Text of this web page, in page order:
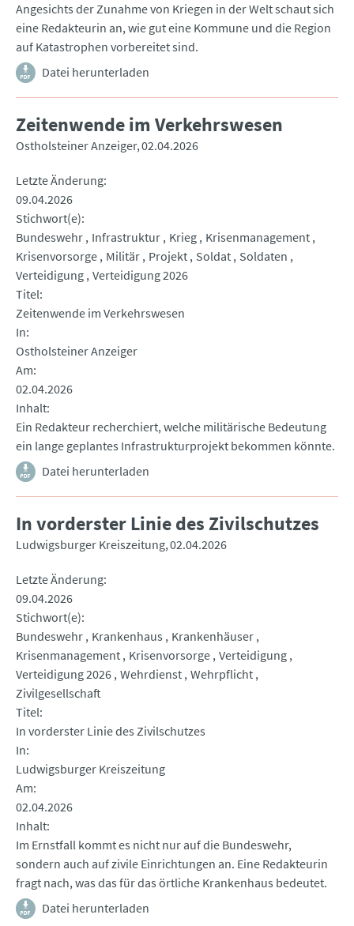
Angesichts der Zunahme von Kriegen in der Welt schaut sich
eine Redakteurin an, wie gut eine Kommune und die Region
auf Katastrophen vorbereitet sind.
Datei herunterladen
Zeitenwende im Verkehrswesen
Ostholsteiner Anzeiger 02.04.2026
Letzte Änderung
09.04.2026
Stichwort(e)
Bundeswehr Infrastruktur Krieg Krisenmanagement
Krisenvorsorge Militär Projekt Soldat Soldaten
Verteidigung Verteidigung 2026
Titel
Zeitenwende im Verkehrswesen
In
Ostholsteiner Anzeiger
Am
02.04.2026
Inhalt
Ein Redakteur recherchiert, welche militärische Bedeutung
ein lange geplantes Infrastrukturprojekt bekommen könnte.
Datei herunterladen
In vorderster Linie des Zivilschutzes
Ludwigsburger Kreiszeitung 02.04.2026
Letzte Änderung
09.04.2026
Stichwort(e)
Bundeswehr Krankenhaus
Krankenhäuser
Krisenmanagement Krisenvorsorge Verteidigung
Verteidigung 2026 Wehrdienst Wehrpflicht
Zivilgesellschaft
Titel
In vorderster Linie des Zivilschutzes
In
Ludwigsburger Kreiszeitung
Am
02.04.2026
Inhalt
Im Ernstfall kommt es nicht nur auf die Bundeswehr,
sondern auch auf zivile Einrichtungen an. Eine Redakteurin
fragt nach, was das für das örtliche Krankenhaus bedeutet.
Datei herunterladen